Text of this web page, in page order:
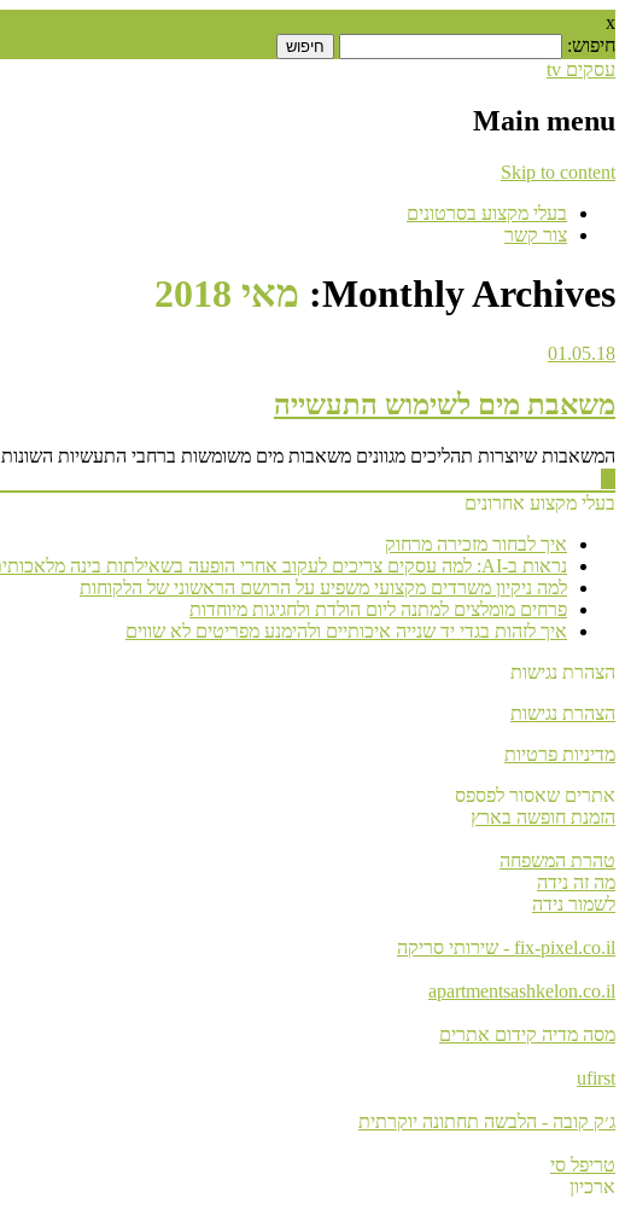
x
חיפוש:
עסקים tv
Main menu
Skip to content
בעלי מקצוע בסרטונים
צור קשר
Monthly Archives: מאי 2018
01.05.18
משאבת מים לשימוש התעשייה
המשאבות שיוצרות תהליכים מגוונים משאבות מים משומשות ברחבי התעשיות השונות
בעלי מקצוע אחרונים
איך לבחור מזכירה מרחוק
נראות ב-AI: למה עסקים צריכים לעקוב אחרי הופעה בשאילתות בינה מלאכותית
למה ניקיון משרדים מקצועי משפיע על הרושם הראשוני של הלקוחות
פרחים מומלצים למתנה ליום הולדת ולחגיגות מיוחדות
איך לזהות בגדי יד שנייה איכותיים ולהימנע מפריטים לא שווים
הצהרת נגישות
הצהרת נגישות
מדיניות פרטיות
אתרים שאסור לפספס
הזמנת חופשה בארץ
טהרת המשפחה
מה זה נידה
לשמור נידה
fix-pixel.co.il - שירותי סריקה
apartmentsashkelon.co.il
מסה מדיה קידום אתרים
ufirst
ג׳ק קובה - הלבשה תחתונה יוקרתית
טריפל סי
ארכיון